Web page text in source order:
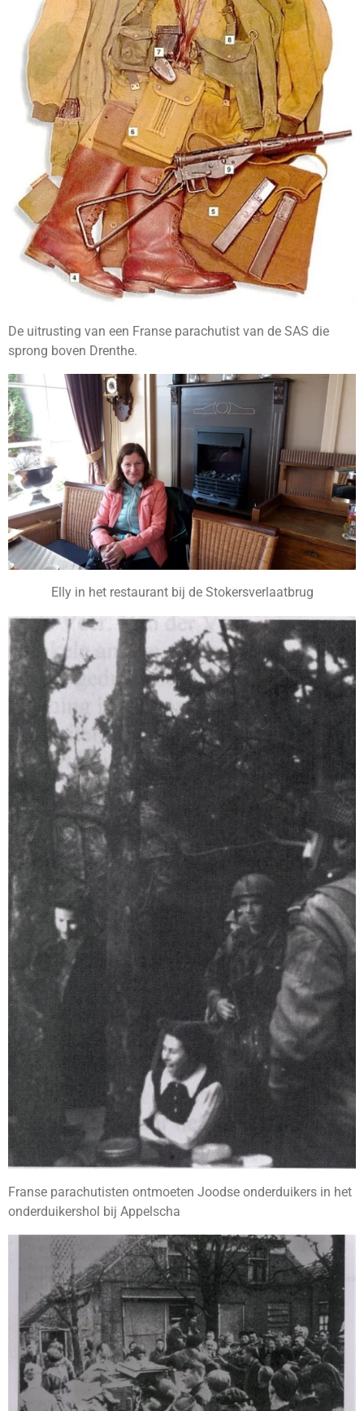
De uitrusting van een Franse parachutist van de SAS die
sprong boven Drenthe.
Elly in het restaurant bij de Stokersverlaatbrug
Franse parachutisten ontmoeten Joodse onderduikers in het
onderduikershol bij Appelscha